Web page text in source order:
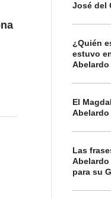
José del
¿Quién
estuvo
Abelardo
El
Las
para su